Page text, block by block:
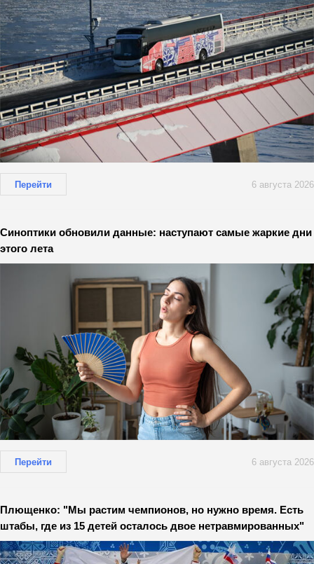
Перейти 6 августа 2026
Синоптики обновили данные: наступают самые жаркие дни
этого лета
Перейти 6 августа 2026
Плющенко: "Мы растим чемпионов, но нужно время. Есть
штабы, где из 15 детей осталось двое нетравмированных"